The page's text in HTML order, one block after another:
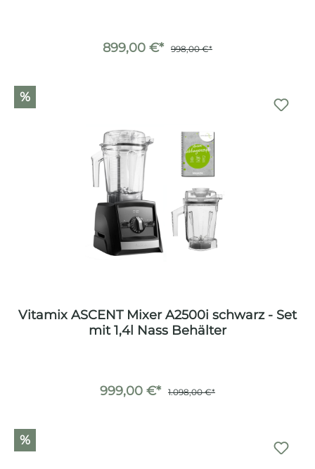
899,00 €* 998,00 €*
%
Vitamix ASCENT Mixer A2500i schwarz - Set
mit 1,4l Nass Behälter
999,00 €* 1.098,00 €*
%